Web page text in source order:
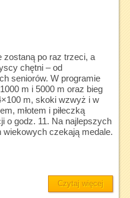
zostaną po raz trzeci, a
chętni – od
seniorów. W programie
m i 5000 m oraz bieg
m, skoki wzwyż i w
młotem i piłeczką
o godz. 11. Na najlepszych
czekają medale.
Czytaj więcej